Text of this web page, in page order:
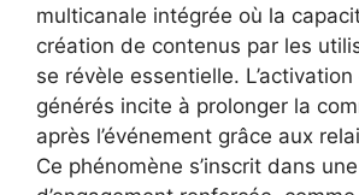
multicanale intégrée où la
création de contenus par les
se révèle essentielle.
générés incite à prolonger la
après l’événement grâce aux
Ce phénomène s’inscrit dans